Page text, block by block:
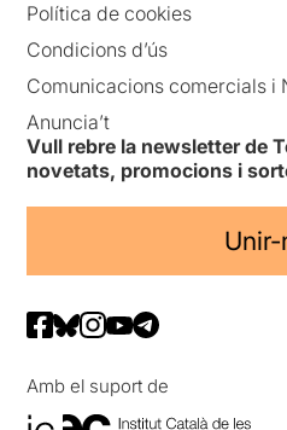
Política de cookies
Condicions d’ús
Comunicacions comercials i
Anuncia’t
Vull rebre la newsletter de
novetats, promocions i
Unir-
Amb el suport de